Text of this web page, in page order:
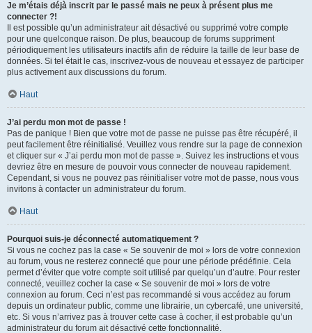
Je m’étais déjà inscrit par le passé mais ne peux à présent plus me
connecter ?!
Il est possible qu’un administrateur ait désactivé ou supprimé votre compte
pour une quelconque raison. De plus, beaucoup de forums suppriment
périodiquement les utilisateurs inactifs afin de réduire la taille de leur base de
données. Si tel était le cas, inscrivez-vous de nouveau et essayez de participer
plus activement aux discussions du forum.
Haut
J’ai perdu mon mot de passe !
Pas de panique ! Bien que votre mot de passe ne puisse pas être récupéré, il
peut facilement être réinitialisé. Veuillez vous rendre sur la page de connexion
et cliquer sur « J’ai perdu mon mot de passe ». Suivez les instructions et vous
devriez être en mesure de pouvoir vous connecter de nouveau rapidement.
Cependant, si vous ne pouvez pas réinitialiser votre mot de passe, nous vous
invitons à contacter un administrateur du forum.
Haut
Pourquoi suis-je déconnecté automatiquement ?
Si vous ne cochez pas la case « Se souvenir de moi » lors de votre connexion
au forum, vous ne resterez connecté que pour une période prédéfinie. Cela
permet d’éviter que votre compte soit utilisé par quelqu’un d’autre. Pour rester
connecté, veuillez cocher la case « Se souvenir de moi » lors de votre
connexion au forum. Ceci n’est pas recommandé si vous accédez au forum
depuis un ordinateur public, comme une librairie, un cybercafé, une université,
etc. Si vous n’arrivez pas à trouver cette case à cocher, il est probable qu’un
administrateur du forum ait désactivé cette fonctionnalité.